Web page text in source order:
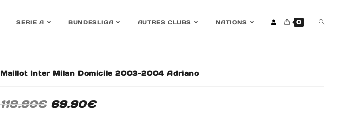
SERIE A BUNDESLIGA AUTRES CLUBS NATIONS 0
Maillot Inter Milan Domicile 2003-2004 Adriano
119.90€ 69.90€